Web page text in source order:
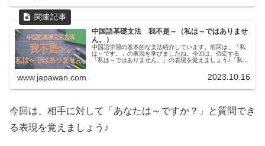
中国語基礎文法 我不是～（私は～ではありませ
ん。）
中国語学習の基本的な文法紹介しています。前回は、「私
は～です。」の表現を学びましたね。今回は、否定する
「私は～ではありません。」の表現を覚えましょう♪「私は
www.japawan.com 2023.10.16
今回は、相手に対して「あなたは～ですか？」と質問でき
る表現を覚えましょう♪